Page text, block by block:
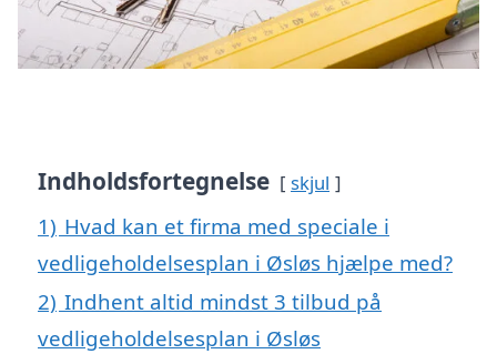
Indholdsfortegnelse skjul
1) Hvad kan et firma med speciale i
vedligeholdelsesplan i Øsløs hjælpe med?
2) Indhent altid mindst 3 tilbud på
vedligeholdelsesplan i Øsløs